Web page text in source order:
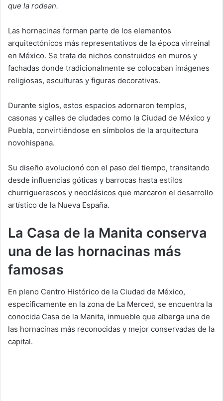
que la rodean.
Las hornacinas forman parte de los elementos
arquitectónicos más representativos de la época virreinal
en México. Se trata de nichos construidos en muros y
fachadas donde tradicionalmente se colocaban imágenes
religiosas, esculturas y figuras decorativas.
Durante siglos, estos espacios adornaron templos,
casonas y calles de ciudades como la Ciudad de México y
Puebla, convirtiéndose en símbolos de la arquitectura
novohispana.
Su diseño evolucionó con el paso del tiempo, transitando
desde influencias góticas y barrocas hasta estilos
churriguerescos y neoclásicos que marcaron el desarrollo
artístico de la Nueva España.
La Casa de la Manita conserva
una de las hornacinas más
famosas
En pleno Centro Histórico de la Ciudad de México,
específicamente en la zona de La Merced, se encuentra la
conocida Casa de la Manita, inmueble que alberga una de
las hornacinas más reconocidas y mejor conservadas de la
capital.